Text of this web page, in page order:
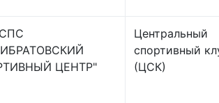
ЦЕНТР"
Центральный
спортивный
(ЦСК)